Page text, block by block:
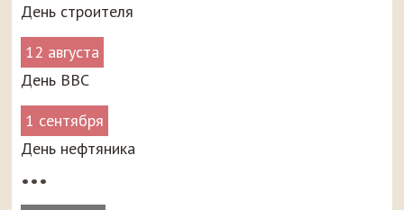
День строителя
12 августа
День ВВС
1 сентября
День нефтяника
•••